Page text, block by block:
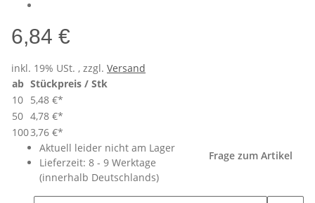
6,84 €
inkl. 19% USt. , zzgl. Versand
ab Stückpreis / Stk
10 5,48 €*
50 4,78 €*
1003,76 €*
Aktuell leider nicht am Lager
Lieferzeit: 8 - 9 Werktage
(innerhalb Deutschlands)
Frage zum Artikel